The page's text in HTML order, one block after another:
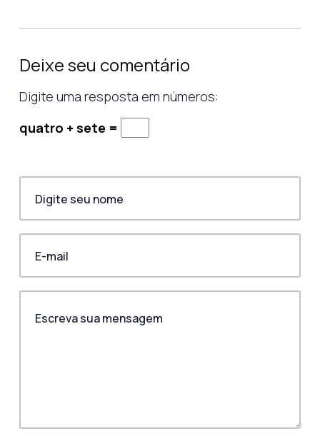
Deixe seu comentário
Digite uma resposta em números:
quatro + sete =